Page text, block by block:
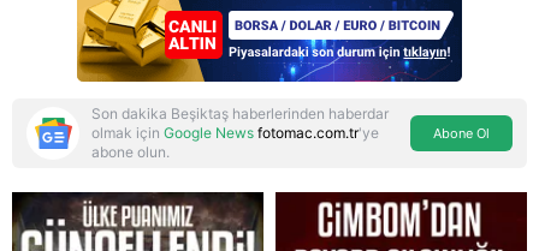
Son dakika Beşiktaş haberlerinden haberdar
olmak için Google News fotomac.com.tr'ye
abone olun.
Abone Ol